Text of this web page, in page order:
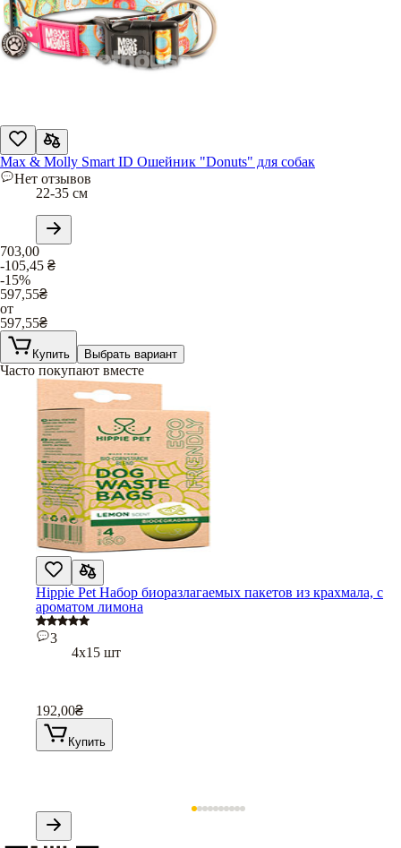
Max & Molly Smart ID Ошейник "Donuts" для собак
Нет отзывов
22-35 см
703,00
-105,45 ₴
-15%
597,55₴
от
597,55₴
Купить Выбрать вариант
Часто покупают вместе
Hippie Pet Набор биоразлагаемых пакетов из крахмала, с
ароматом лимона
3
4х15 шт
192,00₴
Купить